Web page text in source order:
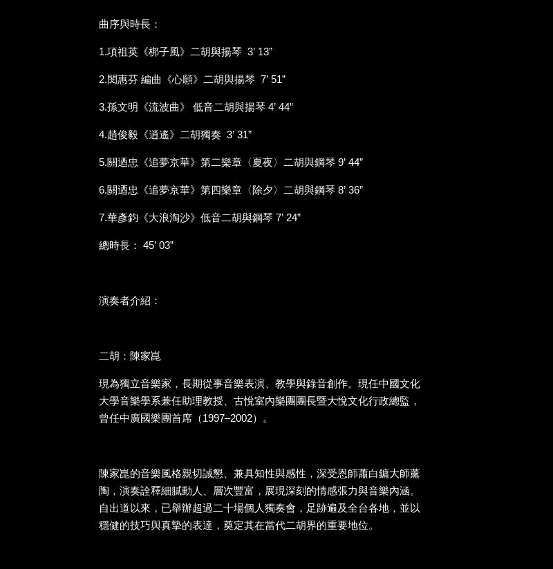
曲序與時長：
1.項祖英《梆子風》二胡與揚琴 3’ 13”
2.閔惠芬 編曲《心願》二胡與揚琴 7’ 51”
3.孫文明《流波曲》 低音二胡與揚琴 4’ 44”
4.趙俊毅《逍遙》二胡獨奏 3’ 31”
5.關迺忠《追夢京華》第二樂章〈夏夜〉二胡與鋼琴 9’ 44”
6.關迺忠《追夢京華》第四樂章〈除夕〉二胡與鋼琴 8’ 36”
7.華彥鈞《大浪淘沙》低音二胡與鋼琴 7’ 24”
總時長： 45’ 03”
演奏者介紹：
二胡：陳家崑
現為獨立音樂家，長期從事音樂表演、教學與錄音創作。現任中國文化
大學音樂學系兼任助理教授、古悅室內樂團團長暨大悅文化行政總監，
曾任中廣國樂團首席（1997–2002）。
陳家崑的音樂風格親切誠懇、兼具知性與感性，深受恩師蕭白鏞大師薰
陶，演奏詮釋細膩動人、層次豐富，展現深刻的情感張力與音樂內涵。
自出道以來，已舉辦超過二十場個人獨奏會，足跡遍及全台各地，並以
穩健的技巧與真摯的表達，奠定其在當代二胡界的重要地位。